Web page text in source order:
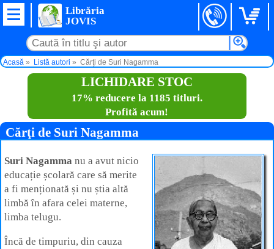
Librăria
JOVIS
Acasă Listă autori Cărţi de Suri Nagamma
LICHIDARE STOC
17% reducere la 1185 titluri.
Profită acum!
Cărţi de Suri Nagamma
Suri Nagamma nu a avut nicio
educație școlară care să merite
a fi menționată și nu știa altă
limbă în afara celei materne,
limba telugu.
Încă de timpuriu, din cauza